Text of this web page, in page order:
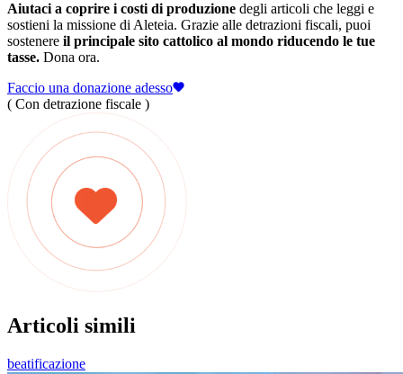
Aiutaci a coprire i costi di produzione degli articoli che leggi e
sostieni la missione di Aleteia. Grazie alle detrazioni fiscali, puoi
sostenere il principale sito cattolico al mondo riducendo le tue
tasse. Dona ora.
Faccio una donazione adesso
( Con detrazione fiscale )
Articoli simili
beatificazione